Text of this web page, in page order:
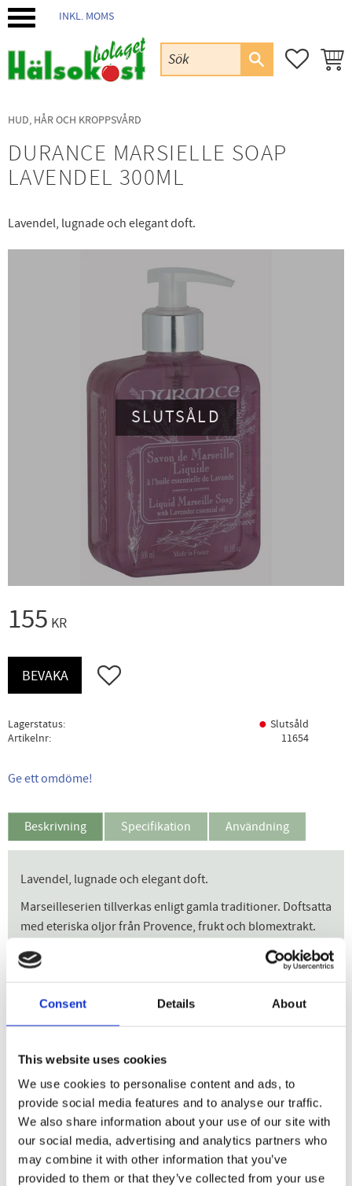
Consent Details About
This website uses cookies
We use cookies to personalise content and ads, to
provide social media features and to analyse our traffic.
We also share information about your use of our site with
our social media, advertising and analytics partners who
may combine it with other information that you’ve
provided to them or that they’ve collected from your use
INKL. MOMS
HUD, HÅR OCH KROPPSVÅRD
DURANCE MARSIELLE SOAP
LAVENDEL 300ML
Lavendel, lugnade och elegant doft.
SLUTSÅLD
155 KR
Lägg till i favoriter
BEVAKA
Lagerstatus
Slutsåld
Artikelnr
11654
Ge ett omdöme!
Beskrivning Specifikation Användning
Lavendel, lugnade och elegant doft.
Marseilleserien tillverkas enligt gamla traditioner. Doftsatta
med eteriska oljor från Provence, frukt och blomextrakt.
Produkterna är berikade med vegetabiliska oljor som
vårdar och skyddar din hud. Tack vare den höga fetthalten
lämplig för känslig hy och för barn som handtvål eller
kroppstvål.
Durance är ett franskt märke från Provence som tillverkar
naturen har att bjuda på. Durance har produkter med en
mycket hög kvalitet; de använder de finaste råvarorna och
du blir garanterat nöjd. Märket vill skapa känslor som
glädje och välbefinnande med sina fantastiska dofter och
läckra produkter.